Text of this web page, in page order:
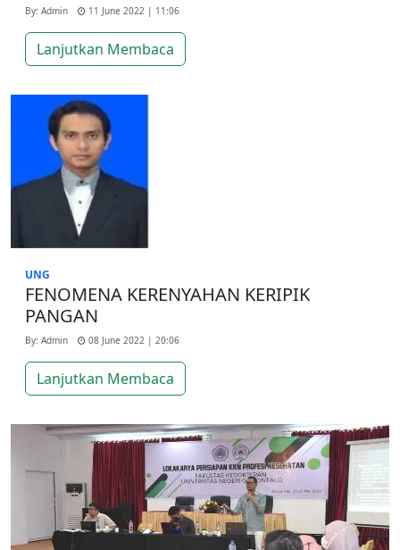
By: Admin 11 June 2022 | 11:06
Lanjutkan Membaca
UNG
FENOMENA KERENYAHAN KERIPIK
PANGAN
By: Admin 08 June 2022 | 20:06
Lanjutkan Membaca